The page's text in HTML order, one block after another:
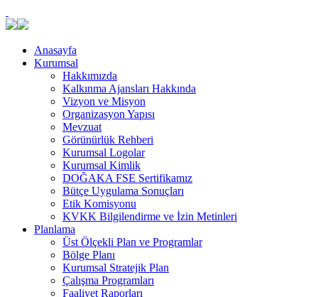
Anasayfa
Kurumsal
Hakkımızda
Kalkınma Ajansları Hakkında
Vizyon ve Misyon
Organizasyon Yapısı
Mevzuat
Görünürlük Rehberi
Kurumsal Logolar
Kurumsal Kimlik
DOĞAKA FSE Sertifikamız
Bütçe Uygulama Sonuçları
Etik Komisyonu
KVKK Bilgilendirme ve İzin Metinleri
Planlama
Üst Ölçekli Plan ve Programlar
Bölge Planı
Kurumsal Stratejik Plan
Çalışma Programları
Faaliyet Raporları